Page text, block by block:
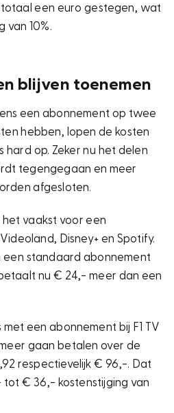
totaal een euro gestegen, wat
van 10%.
blijven toenemen
een abonnement op twee
hebben, lopen de kosten
hard op. Zeker nu het delen
tegengegaan en meer
afgesloten.
het vaakst voor een
Disney+ en Spotify.
een standaard abonnement
nu € 24,- meer dan een
een abonnement bij F1 TV
gaan betalen over de
respectievelijk € 96,-. Dat
tot € 36,- kostenstijging van